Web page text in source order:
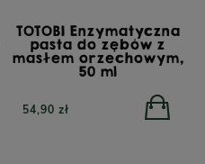
TOTOBI Enzymatyczna
pasta do zębów z
masłem orzechowym,
50 ml
54,90 zł